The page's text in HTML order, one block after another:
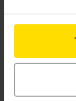
VETENSKAPLIG